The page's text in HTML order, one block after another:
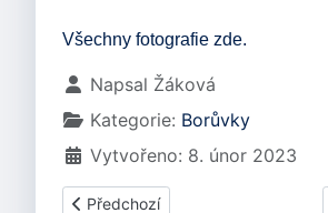
Všechny fotografie zde.
Základní údaje
Napsal Žáková
Kategorie: Borůvky
Vytvořeno: 8. únor 2023
Předchozí článek: Borůvka -
Předchozí